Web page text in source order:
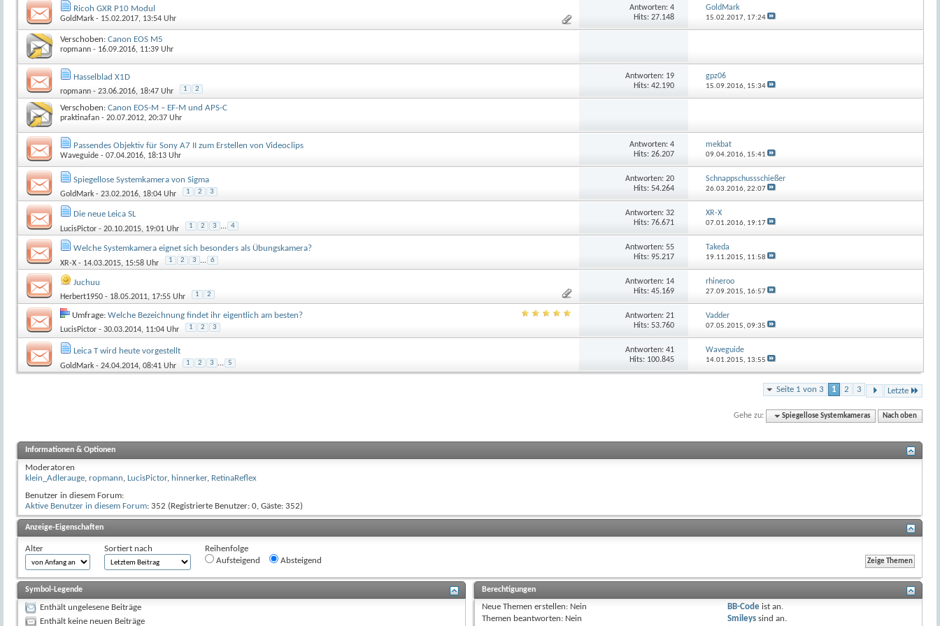
Ricoh GXR P10 Modul
GoldMark - 15.02.2017, 13:54 Uhr
Antworten: 4
Hits: 27.148
GoldMark
15.02.2017, 17:24
Verschoben: Canon EOS M5
ropmann - 16.09.2016, 11:39 Uhr
Hasselblad X1D
ropmann - 23.06.2016, 18:47 Uhr 1 2
Antworten: 19
Hits: 42.190
gpz06
15.09.2016, 15:34
Verschoben: Canon EOS-M – EF-M und APS-C
praktinafan - 20.07.2012, 20:37 Uhr
Passendes Objektiv für Sony A7 II zum Erstellen von Videoclips
Waveguide - 07.04.2016, 18:13 Uhr
Antworten: 4
Hits: 26.207
mekbat
09.04.2016, 15:41
Spiegellose Systemkamera von Sigma
GoldMark - 23.02.2016, 18:04 Uhr 1 2 3
Antworten: 20
Hits: 54.264
Schnappschussschießer
26.03.2016,22:07
Die neue Leica SL
LucisPictor - 20.10.2015, 19:01 Uhr 1 2 3 ... 4
Antworten: 32
Hits: 76.671
XR-X
07.01.2016, 19:17
Welche Systemkamera eignet sich besonders als Übungskamera?
XR-X - 14.03.2015, 15:58 Uhr 1 2 3 ... 6
Antworten: 55
Hits: 95.217
Takeda
19.11.2015, 11:58
Juchuu
Herbert1950 - 18.05.2011, 17:55 Uhr 1 2
Antworten: 14
Hits: 45.169
rhineroo
27.09.2015, 16:57
Umfrage: Welche Bezeichnung findet ihr eigentlich am besten?
LucisPictor - 30.03.2014, 11:04 Uhr 1 2 3
Antworten: 21
Hits: 53.760
Vadder
07.05.2015,09:35
Leica T wird heute vorgestellt
GoldMark - 24.04.2014, 08:41 Uhr 1 2 3 ... 5
Antworten: 41
Hits: 100.845
Waveguide
14.01.2015, 13:55
Seite 1 von 3 1 2 3 Letzte
Gehe zu: Spiegellose Systemkameras Nach oben
Informationen & Optionen
Moderatoren
klein_Adlerauge, ropmann, LucisPictor, hinnerker, RetinaReflex
Benutzer in diesem Forum:
Aktive Benutzer in diesem Forum: 352 (Registrierte Benutzer: 0, Gäste: 352)
Anzeige-Eigenschaften
Alter Sortiert nach
Reihenfolge
Aufsteigend
Absteigend
Symbol-Legende
Enthält ungelesene Beiträge
Enthält keine neuen Beiträge
Berechtigungen
Neue Themen erstellen: Nein
Themen beantworten: Nein
BB-Codeist an.
Smileyssind an.